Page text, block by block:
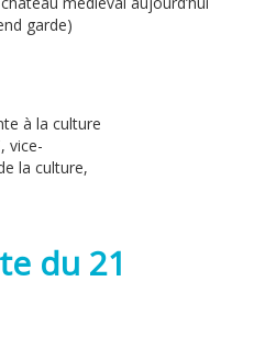
garde)
à la culture
vice-
la culture,
du 21